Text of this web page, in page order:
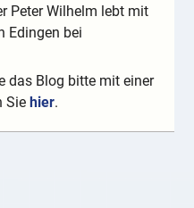
Peter Wilhelm lebt mit
Edingen bei
das Blog bitte mit einer
Sie hier.